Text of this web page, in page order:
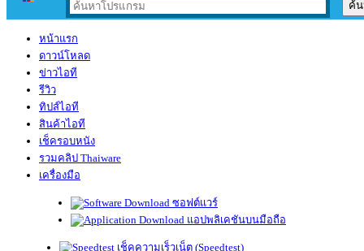
หน้าแรก
ดาวน์โหลด
ข่าวไอที
รีวิว
ทิปส์ไอที
สินค้าไอที
เช็ครอบหนัง
รวมคลิป Thaiware
เครื่องมือ
ซอฟต์แวร์
แอปพลิเคชันบนมือถือ
เช็คความเร็วเน็ต (Speedtest)